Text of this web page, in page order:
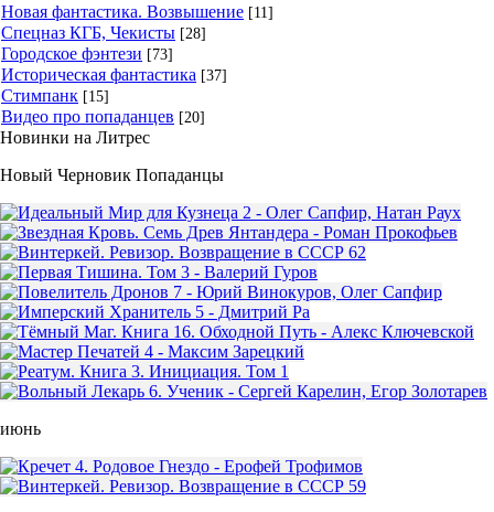
Новая фантастика. Возвышение [11]
Спецназ КГБ, Чекисты [28]
Городское фэнтези [73]
Историческая фантастика [37]
Стимпанк [15]
Видео про попаданцев [20]
Новинки на Литрес
Новый Черновик Попаданцы
июнь